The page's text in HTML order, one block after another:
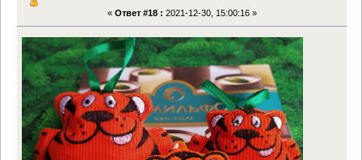
« Ответ #18 : 2021-12-30, 15:00:16 »